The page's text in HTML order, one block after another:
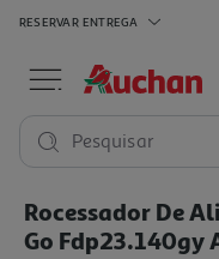
RESERVAR ENTREGA
Pesquisar
Rocessador De
Go Fdp23.140gy